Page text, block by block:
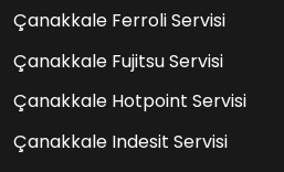
Çanakkale Ferroli Servisi
Çanakkale Fujitsu Servisi
Çanakkale Hotpoint Servisi
Çanakkale Indesit Servisi